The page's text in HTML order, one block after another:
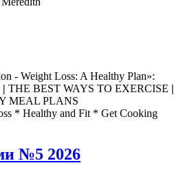
- Weight Loss: A Healthy Plan»:
| THE BEST WAYS TO EXERCISE |
MEAL PLANS
* Healthy and Fit * Get Cooking
№5 2026